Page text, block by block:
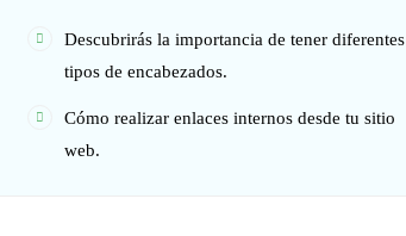
Descubrirás la importancia de tener diferentes
tipos de encabezados.
Cómo realizar enlaces internos desde tu sitio
web.